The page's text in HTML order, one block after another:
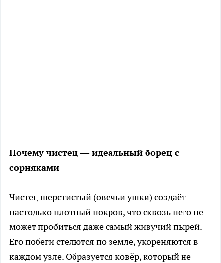
Почему чистец — идеальный борец с
сорняками
Чистец шерстистый (овечьи ушки) создаёт
настолько плотный покров, что сквозь него не
может пробиться даже самый живучий пырей.
Его побеги стелются по земле, укореняются в
каждом узле. Образуется ковёр, который не